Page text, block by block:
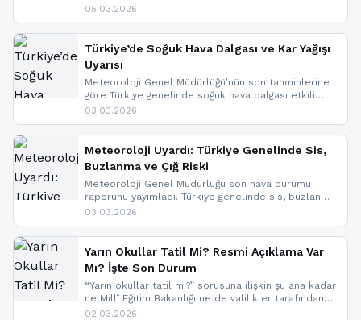
bölgelerinde kar yağışı beklenirken Marmara ve
ise çığ tehlikesi bulunuyor. İç kesimlerde sis ve pus
nedeniyle görüş mesafesinde azalma
yaşanabileceği belirtiliyor.
05.03.2026
Türkiye’de Soğuk Hava Dalgası ve Kar Yağışı
Uyarısı
Meteoroloji Genel Müdürlüğü’nün son tahminlerine
göre Türkiye genelinde soğuk hava dalgası etkili
oluyor. Birçok il için kar yağışı ve buzlanma uyarısı
03.03.2026
Meteoroloji Uyardı: Türkiye Genelinde Sis,
Buzlanma ve Çığ Riski
Meteoroloji Genel Müdürlüğü son hava durumu
raporunu yayımladı. Türkiye genelinde sis, buzlanma
ve don beklenirken Doğu Anadolu ve Doğu
yapıldı. İşte son dakika meteoroloji gelişmeleri.
03.03.2026
Yarın Okullar Tatil Mi? Resmi Açıklama Var
Mı? İşte Son Durum
“Yarın okullar tatil mi?” sorusuna ilişkin şu ana kadar
ne Millî Eğitim Bakanlığı ne de valilikler tarafından
yapılmış resmi bir tatil açıklaması bulunmamaktadır.
02.03.2026